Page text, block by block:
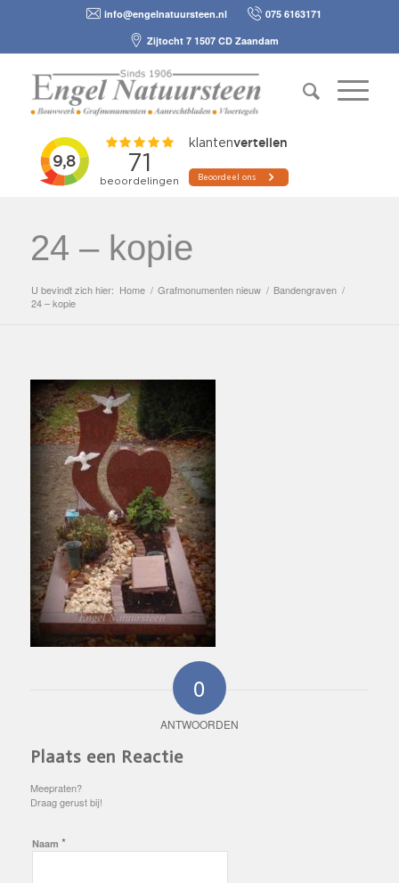
info@engelnatuursteen.nl
075 6163171
Zijtocht 7 1507 CD Zaandam
24 – kopie
U bevindt zich hier: Home / Grafmonumenten nieuw / Bandengraven /
24 – kopie
0
ANTWOORDEN
Plaats een Reactie
Meepraten?
Draag gerust bij!
Naam *